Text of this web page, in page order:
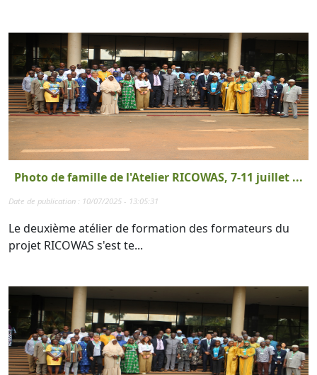
Photo de famille de l'Atelier RICOWAS, 7-11 juillet ...
Date de publication : 10/07/2025 - 13:05:31
Le deuxième atélier de formation des formateurs du
projet RICOWAS s'est te...